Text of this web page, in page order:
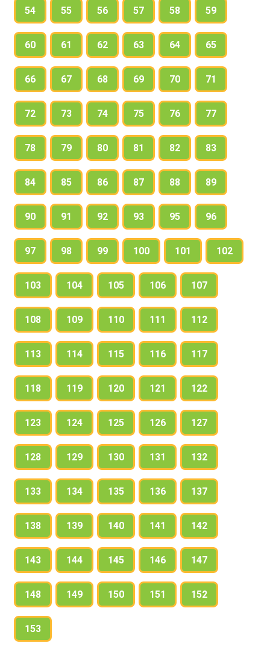
54 55 56 57 58 59
60 61 62 63 64 65
66 67 68 69 70 71
72 73 74 75 76 77
78 79 80 81 82 83
84 85 86 87 88 89
90 91 92 93 95 96
97 98 99 100 101 102
103 104 105 106 107
108 109 110 111 112
113 114 115 116 117
118 119 120 121 122
123 124 125 126 127
128 129 130 131 132
133 134 135 136 137
138 139 140 141 142
143 144 145 146 147
148 149 150 151 152
153